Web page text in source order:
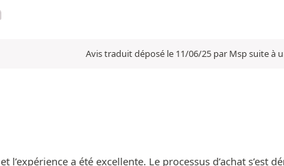
Avis traduit déposé le 11/06/25 par Msp suite à
l’expérience a été excellente. Le processus d’achat